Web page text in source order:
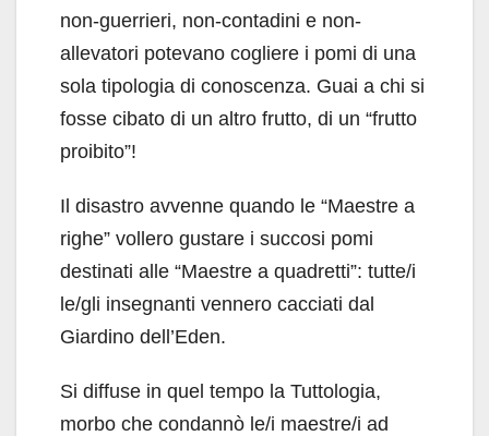
non-guerrieri, non-contadini e non-
allevatori potevano cogliere i pomi di una
sola tipologia di conoscenza. Guai a chi si
fosse cibato di un altro frutto, di un “frutto
proibito”!
Il disastro avvenne quando le “Maestre a
righe” vollero gustare i succosi pomi
destinati alle “Maestre a quadretti”: tutte/i
le/gli insegnanti vennero cacciati dal
Giardino dell’Eden.
Si diffuse in quel tempo la Tuttologia,
morbo che condannò le/i maestre/i ad